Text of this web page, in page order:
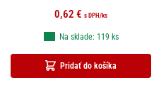
0,62 € s DPH /ks
Pridať do košíka
Na sklade: 119 ks